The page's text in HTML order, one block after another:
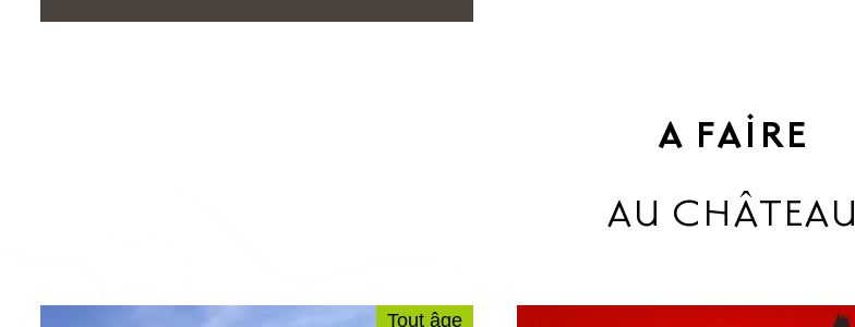
A FAIRE
AU CHÂTEAU
Tout âge